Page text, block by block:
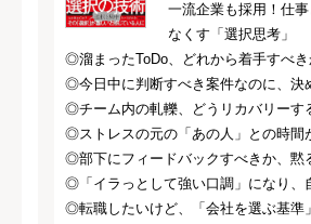
一流企業も採用！仕
なくす「選択思考」
◎溜まったToDo、どれから着手すべ
◎今日中に判断すべき案件なのに、決
◎チーム内の軋轢、どうリカバリーす
◎ストレスの元の「あの人」との時間
◎部下にフィードバックすべきか、黙
◎「イラっとして強い口調」になり、
◎転職したいけど、「会社を選ぶ基準